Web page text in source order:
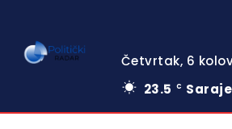
Četvrtak, 6
23.5
C